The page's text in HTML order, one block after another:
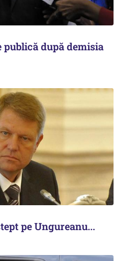
după demisia
pe Ungureanu...